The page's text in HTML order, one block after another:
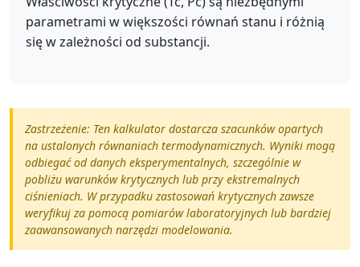
parametrami w większości równań stanu i różnią
się w zależności od substancji.
Zastrzeżenie: Ten kalkulator dostarcza szacunków opartych
na ustalonych równaniach termodynamicznych. Wyniki mogą
odbiegać od danych eksperymentalnych, szczególnie w
pobliżu warunków krytycznych lub przy ekstremalnych
ciśnieniach. W przypadku zastosowań krytycznych zawsze
weryfikuj za pomocą pomiarów laboratoryjnych lub bardziej
zaawansowanych narzędzi modelowania.